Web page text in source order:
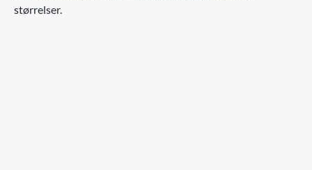
størrelser.